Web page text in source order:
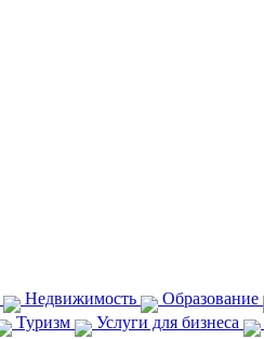
Недвижимость Образование
Туризм Услуги для бизнеса